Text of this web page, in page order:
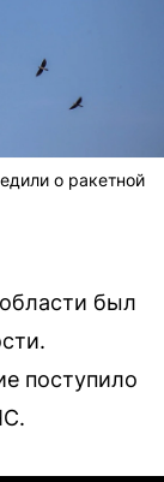
о ракетной
был
поступило